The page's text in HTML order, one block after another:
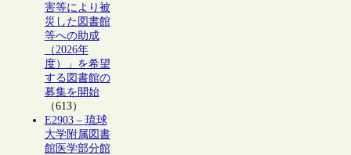
害等により被
災した図書館
等への助成
（2026年
度）」を希望
する図書館の
募集を開始
（613）
E2903 – 琉球
大学附属図書
館医学部分館